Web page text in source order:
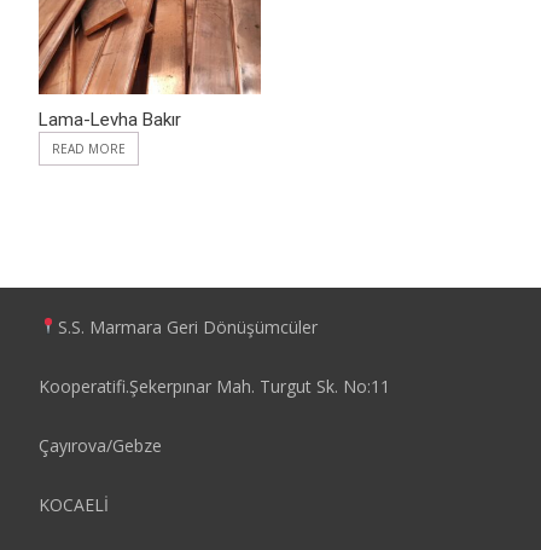
Lama-Levha Bakır
READ MORE
S.S. Marmara Geri Dönüşümcüler
Kooperatifi.Şekerpınar Mah. Turgut Sk. No:11
Çayırova/Gebze
KOCAELİ